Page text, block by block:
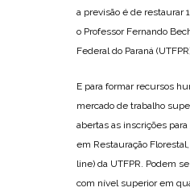
a previsão é de restaurar
o Professor Fernando
Federal do Paraná
E para formar recursos
mercado de trabalho
abertas as inscrições
em Restauração
line) da UTFPR. Podem
com nível superior em